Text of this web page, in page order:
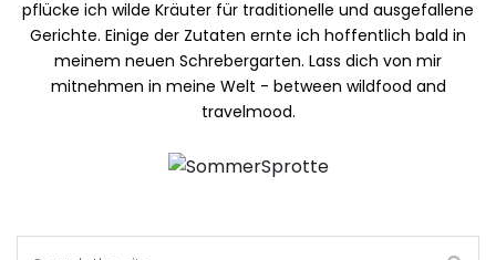
pflücke ich wilde Kräuter für traditionelle und ausgefallene
Gerichte. Einige der Zutaten ernte ich hoffentlich bald in
meinem neuen Schrebergarten. Lass dich von mir
mitnehmen in meine Welt - between wildfood and
travelmood.